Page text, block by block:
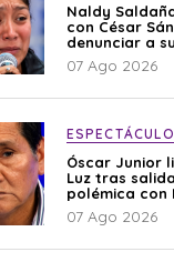
Naldy
con César
denunciar a
difamación”
07 Ago 2026
Óscar Junior
Luz tras
polémica con
07 Ago 2026